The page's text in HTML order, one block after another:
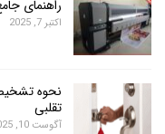
راهنمای جامع بازار کار
اکتبر 7, 2025
نحوه تشخیص کیفیت
تقلبی
آگوست 10, 2025